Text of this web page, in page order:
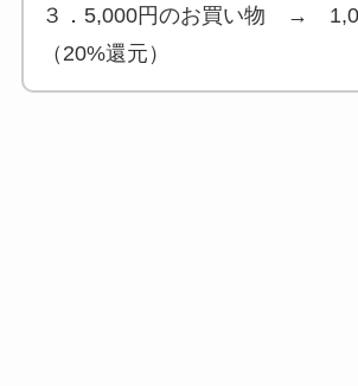
３．5,000円のお買い物 →
（20%還元）